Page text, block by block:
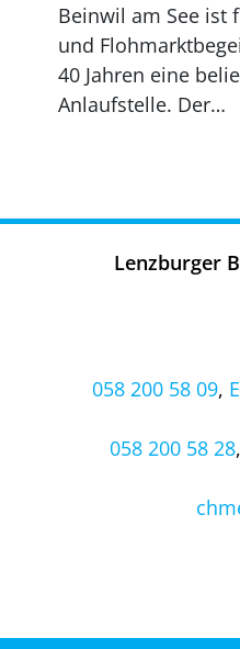
Beinwil am See ist
und
40 Jahren eine
Anlaufstelle. Der…
Lenzburger
058 200 58 09,
058 200 58 28,